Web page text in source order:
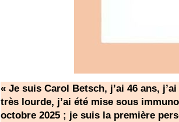
« Je suis Carol Betsch, j’ai 46 ans,
très lourde, j’ai été mise sous
octobre 2025 ; je suis la première